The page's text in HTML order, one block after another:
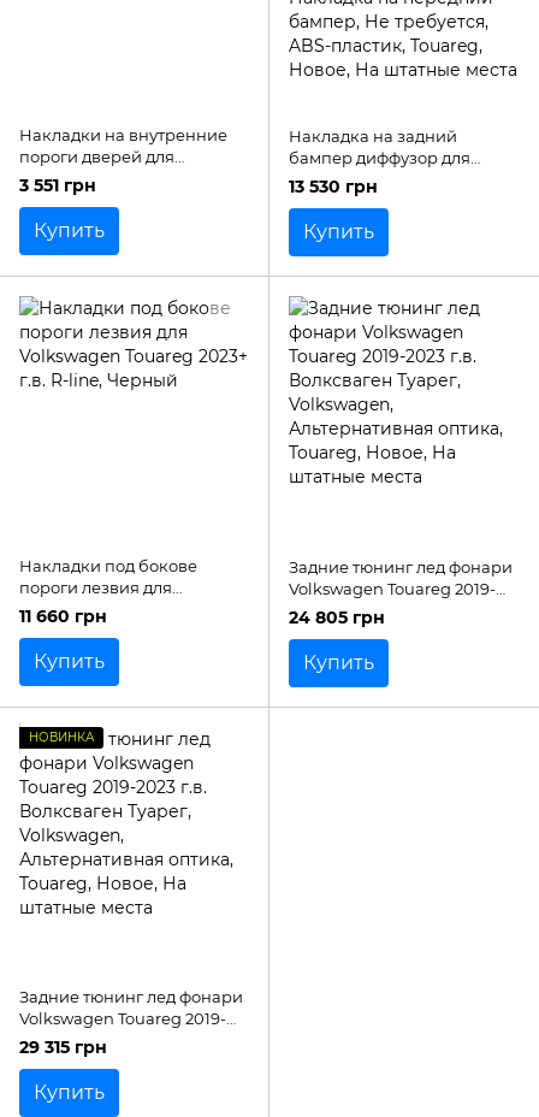
Накладки на внутренние
пороги дверей для
Volkswagen Touareg 2018+
3 551 грн
Купить
Накладка на задний
бампер диффузор для
Volkswagen Touareg 2023+
г.в. R-line рестайлинг
13 530 грн
Купить
Накладки под бокове
пороги лезвия для
Volkswagen Touareg 2023+
г.в. R-line
11 660 грн
Купить
Задние тюнинг лед фонари
Volkswagen Touareg 2019-
2023 г.в. Волксваген Туарег
24 805 грн
Купить
НОВИНКА
Задние тюнинг лед фонари
Volkswagen Touareg 2019-
2023 г.в. Волксваген Туарег
29 315 грн
Купить